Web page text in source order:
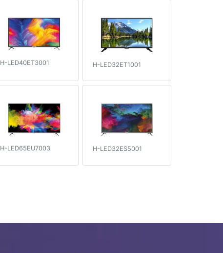
H-LED40ET3001 H-LED32ET1001
H-LED65EU7003 H-LED32ES5001